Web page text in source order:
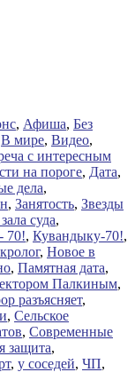
, Афиша, Без
В мире, Видео,
с интересным
на пороге, Дата,
дела,
, Занятость, Звезды
суда,
70!, Кувандыку-70!,
, Новое в
, Памятная дата,
Палкиным,
разъясняет,
, Сельское
, Современные
защита,
, у соседей, ЧП,